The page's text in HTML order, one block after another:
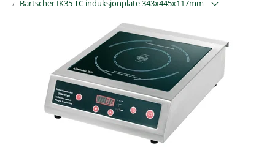
Bartscher IK35 TC induksjonplate 343x445x117mm
Reservedeler